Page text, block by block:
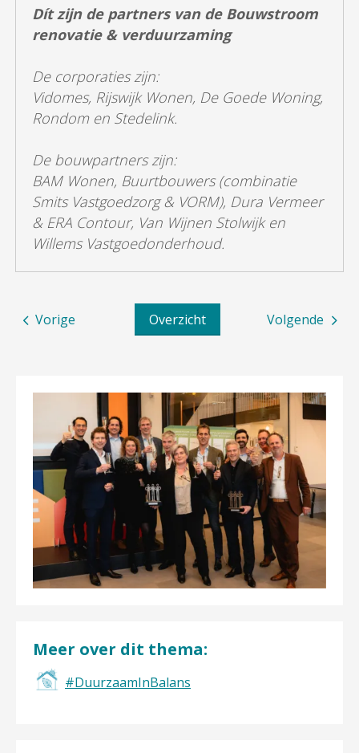
Dít zijn de partners van de Bouwstroom
renovatie & verduurzaming
De corporaties zijn:
Vidomes, Rijswijk Wonen, De Goede Woning,
Rondom en Stedelink.
De bouwpartners zijn:
BAM Wonen, Buurtbouwers (combinatie
Smits Vastgoedzorg & VORM), Dura Vermeer
& ERA Contour, Van Wijnen Stolwijk en
Willems Vastgoedonderhoud.
Volgende
Overzicht
Vorige
Meer over dit thema:
#DuurzaamInBalans